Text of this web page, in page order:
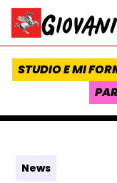
Vai al contenuto
Homepage
STUDIO E MI
News